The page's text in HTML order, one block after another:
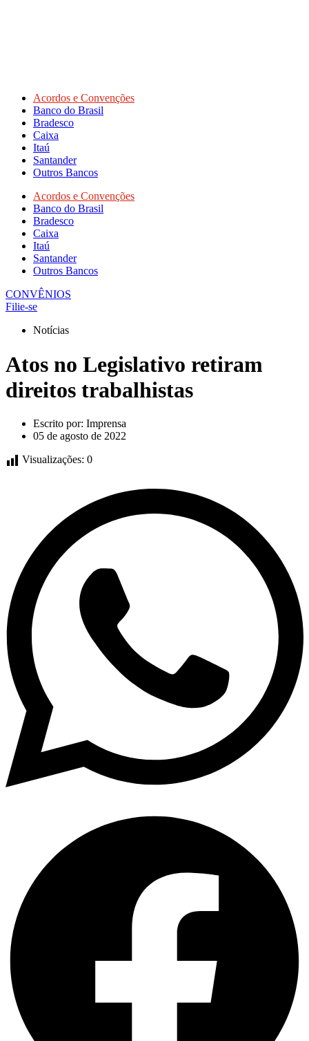
Acordos e Convenções
Banco do Brasil
Bradesco
Caixa
Itaú
Santander
Outros Bancos
Acordos e Convenções
Banco do Brasil
Bradesco
Caixa
Itaú
Santander
Outros Bancos
CONVÊNIOS
Filie-se
Notícias
Atos no Legislativo retiram
direitos trabalhistas
Escrito por: Imprensa
05 de agosto de 2022
Visualizações: 0